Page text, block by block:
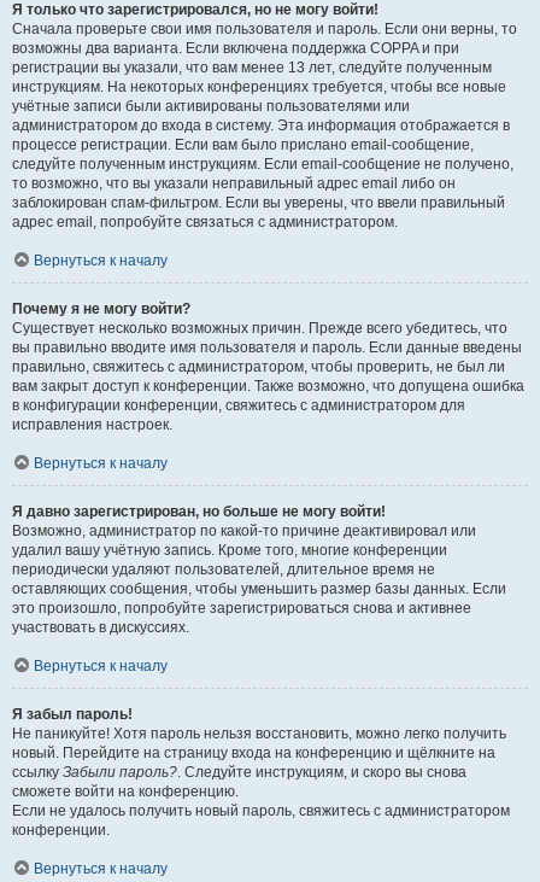
Я только что зарегистрировался, но не могу войти!
Сначала проверьте свои имя пользователя и пароль. Если они верны, то
возможны два варианта. Если включена поддержка COPPA и при
регистрации вы указали, что вам менее 13 лет, следуйте полученным
инструкциям. На некоторых конференциях требуется, чтобы все новые
учётные записи были активированы пользователями или
администратором до входа в систему. Эта информация отображается в
процессе регистрации. Если вам было прислано email-сообщение,
следуйте полученным инструкциям. Если email-сообщение не получено,
то возможно, что вы указали неправильный адрес email либо он
заблокирован спам-фильтром. Если вы уверены, что ввели правильный
адрес email, попробуйте связаться с администратором.
Вернуться к началу
Почему я не могу войти?
Существует несколько возможных причин. Прежде всего убедитесь, что
вы правильно вводите имя пользователя и пароль. Если данные введены
правильно, свяжитесь с администратором, чтобы проверить, не был ли
вам закрыт доступ к конференции. Также возможно, что допущена ошибка
в конфигурации конференции, свяжитесь с администратором для
исправления настроек.
Вернуться к началу
Я давно зарегистрирован, но больше не могу войти!
Возможно, администратор по какой-то причине деактивировал или
удалил вашу учётную запись. Кроме того, многие конференции
периодически удаляют пользователей, длительное время не
оставляющих сообщения, чтобы уменьшить размер базы данных. Если
это произошло, попробуйте зарегистрироваться снова и активнее
участвовать в дискуссиях.
Вернуться к началу
Я забыл пароль!
Не паникуйте! Хотя пароль нельзя восстановить, можно легко получить
новый. Перейдите на страницу входа на конференцию и щёлкните на
ссылку Забыли пароль?. Следуйте инструкциям, и скоро вы снова
сможете войти на конференцию.
Если не удалось получить новый пароль, свяжитесь с администратором
конференции.
Вернуться к началу